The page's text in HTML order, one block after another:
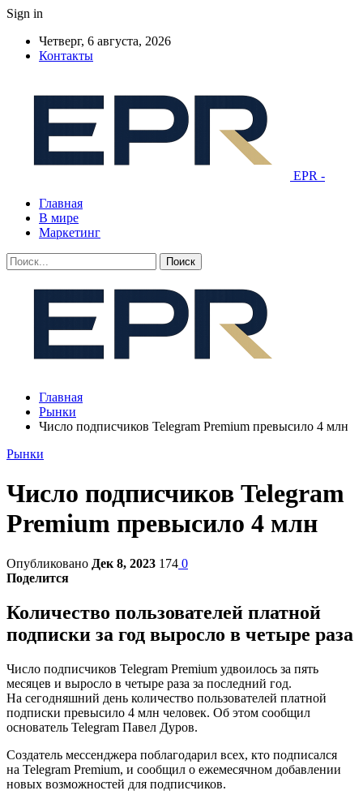
Sign in
Четверг, 6 августа, 2026
Контакты
EPR -
Главная
В мире
Маркетинг
Главная
Рынки
Число подписчиков Telegram Premium превысило 4 млн
Рынки
Число подписчиков Telegram
Premium превысило 4 млн
Опубликовано Дек 8, 2023 174 0
Поделится
Количество пользователей платной
подписки за год выросло в четыре раза
Число подписчиков Telegram Premium удвоилось за пять
месяцев и выросло в четыре раза за последний год.
На сегодняшний день количество пользователей платной
подписки превысило 4 млн человек. Об этом сообщил
основатель Telegram Павел Дуров.
Создатель мессенджера поблагодарил всех, кто подписался
на Telegram Premium, и сообщил о ежемесячном добавлении
новых возможностей для подписчиков.